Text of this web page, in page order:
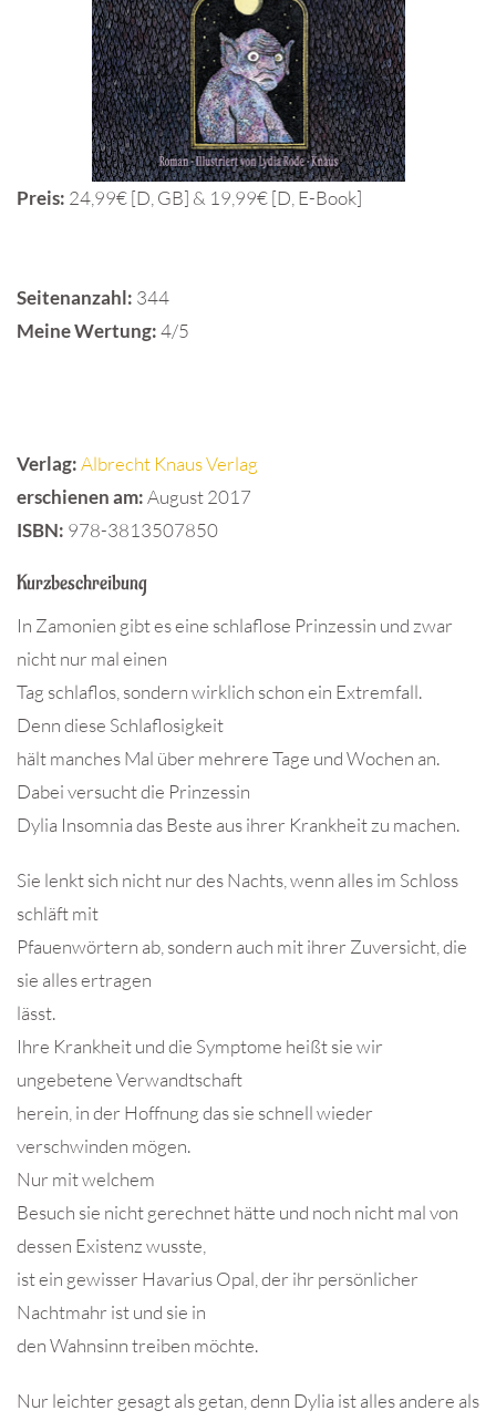
Preis: 24,99€ [D, GB] & 19,99€ [D, E-Book]
Seitenanzahl: 344
Meine Wertung:4/5
Verlag:Albrecht Knaus Verlag
erschienen am:August 2017
ISBN: 978-3813507850
Kurzbeschreibung
In Zamonien gibt es eine schlaflose Prinzessin und zwar
nicht nur mal einen
Tag schlaflos, sondern wirklich schon ein Extremfall.
Denn diese Schlaflosigkeit
hält manches Mal über mehrere Tage und Wochen an.
Dabei versucht die Prinzessin
Dylia Insomnia das Beste aus ihrer Krankheit zu machen.
Sie lenkt sich nicht nur des Nachts, wenn alles im Schloss
schläft mit
Pfauenwörtern ab, sondern auch mit ihrer Zuversicht, die
sie alles ertragen
lässt.
Ihre Krankheit und die Symptome heißt sie wir
ungebetene Verwandtschaft
herein, in der Hoffnung das sie schnell wieder
verschwinden mögen.
Nur mit welchem
Besuch sie nicht gerechnet hätte und noch nicht mal von
dessen Existenz wusste,
ist ein gewisser Havarius Opal, der ihr persönlicher
Nachtmahr ist und sie in
den Wahnsinn treiben möchte.
Nur leichter gesagt als getan, denn Dylia ist alles andere als